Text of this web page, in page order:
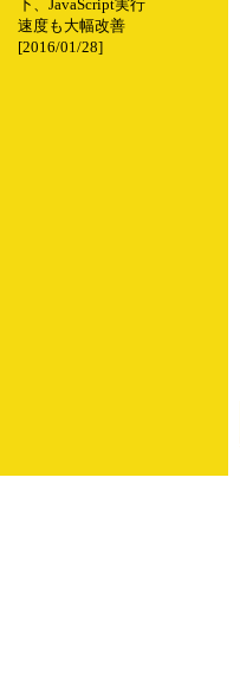
下、JavaScript実行
速度も大幅改善
[2016/01/28]